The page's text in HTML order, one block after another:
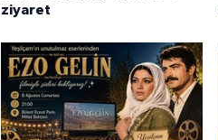
ziyaret